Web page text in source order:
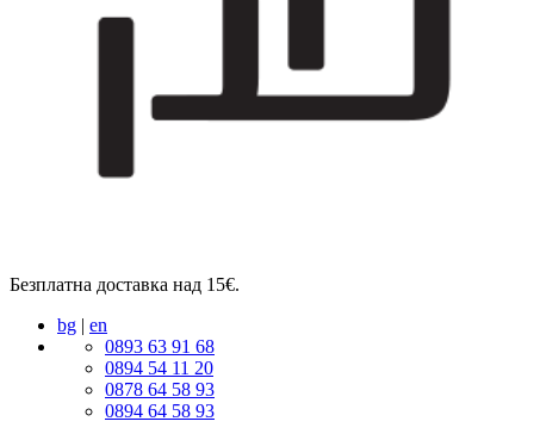
Безплатна доставка над 15€.
bg | en
0893 63 91 68
0894 54 11 20
0878 64 58 93
0894 64 58 93